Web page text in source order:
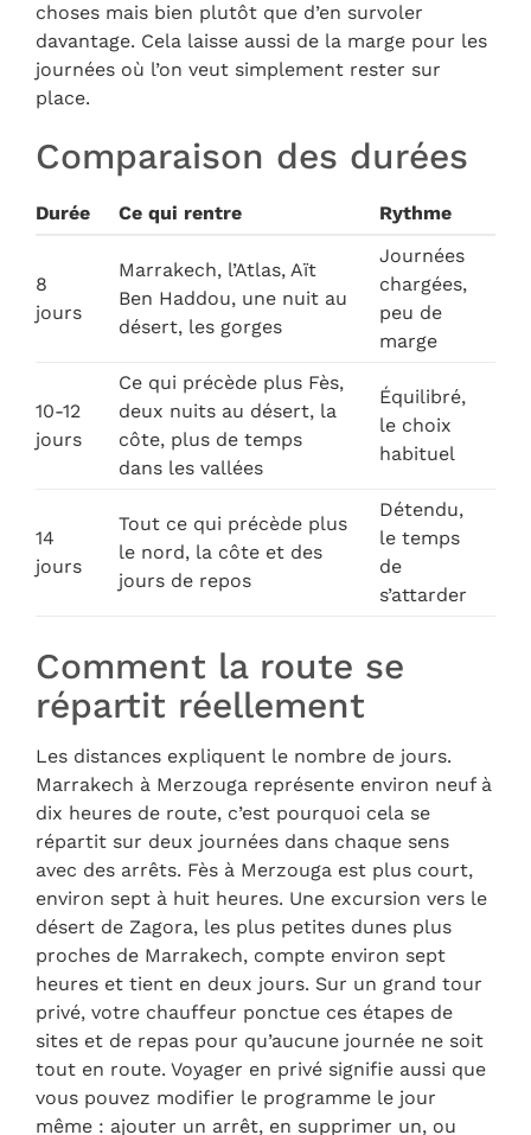
choses mais bien plutôt que d’en survoler
davantage. Cela laisse aussi de la marge pour les
journées où l’on veut simplement rester sur
place.
Comparaison des durées
Durée Ce qui rentre Rythme
8
jours
Marrakech, l’Atlas, Aït
Ben Haddou, une nuit au
désert, les gorges
Journées
chargées,
peu de
marge
10-12
jours
Ce qui précède plus Fès,
deux nuits au désert, la
côte, plus de temps
dans les vallées
Équilibré,
le choix
habituel
14
jours
Tout ce qui précède plus
le nord, la côte et des
jours de repos
Détendu,
le temps
de
s’attarder
Comment la route se
répartit réellement
Les distances expliquent le nombre de jours.
Marrakech à Merzouga représente environ neuf à
dix heures de route, c’est pourquoi cela se
répartit sur deux journées dans chaque sens
avec des arrêts. Fès à Merzouga est plus court,
environ sept à huit heures. Une excursion vers le
désert de Zagora, les plus petites dunes plus
proches de Marrakech, compte environ sept
heures et tient en deux jours. Sur un grand tour
privé, votre chauffeur ponctue ces étapes de
sites et de repas pour qu’aucune journée ne soit
tout en route. Voyager en privé signifie aussi que
vous pouvez modifier le programme le jour
même : ajouter un arrêt, en supprimer un, ou